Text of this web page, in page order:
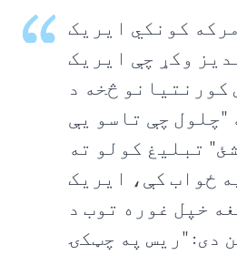
یو مرکه کونکي ایریک
وکړ چې ایریک
کورنتیانو څخه د
"چلول چې تاسو یې
تبلیغ کولو ته
ځواب کې، ایریک
خپل غوره توب د
دی: "ریس په چټکۍ